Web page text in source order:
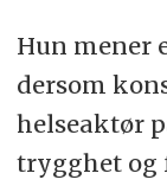
Hun mener
dersom
helseaktør
trygghet og